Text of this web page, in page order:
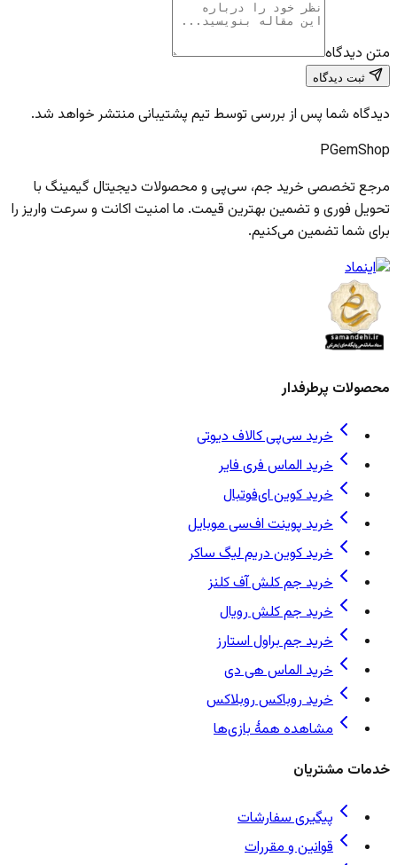
متن دیدگاه
ثبت دیدگاه
دیدگاه شما پس از بررسی توسط تیم پشتیبانی منتشر خواهد شد.
PGemShop
مرجع تخصصی خرید جم، سی‌پی و محصولات دیجیتال گیمینگ با
تحویل فوری و تضمین بهترین قیمت. ما امنیت اکانت و سرعت واریز را
برای شما تضمین می‌کنیم.
محصولات پرطرفدار
خرید سی‌پی کالاف دیوتی
خرید الماس فری فایر
خرید کوین ای‌فوتبال
خرید پوینت اف‌سی موبایل
خرید کوین دریم لیگ ساکر
خرید جم کلش آف کلنز
خرید جم کلش رویال
خرید جم براول استارز
خرید الماس هی دی
خرید روباکس روبلاکس
مشاهده همهٔ بازی‌ها
خدمات مشتریان
پیگیری سفارشات
قوانین و مقررات